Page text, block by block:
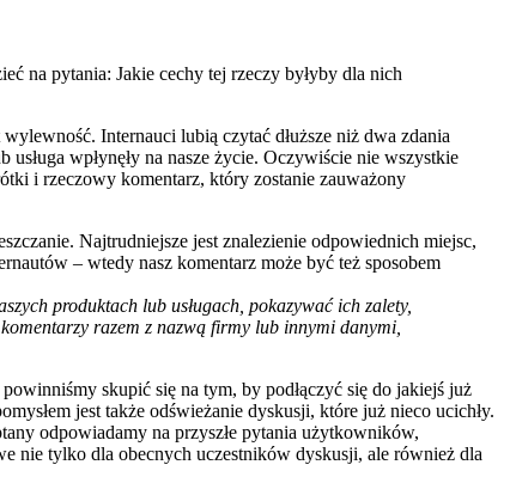
na pytania: Jakie cechy tej rzeczy byłyby dla nich
Internauci lubią czytać dłuższe niż dwa zdania
wpłynęły na nasze życie. Oczywiście nie wszystkie
i rzeczowy komentarz, który zostanie zauważony
Najtrudniejsze jest znalezienie odpowiednich miejsc,
– wtedy nasz komentarz może być też sposobem
produktach lub usługach, pokazywać ich zalety,
razem z nazwą firmy lub innymi danymi,
skupić się na tym, by podłączyć się do jakiejś już
jest także odświeżanie dyskusji, które już nieco ucichły.
odpowiadamy na przyszłe pytania użytkowników,
nie tylko dla obecnych uczestników dyskusji, ale również dla